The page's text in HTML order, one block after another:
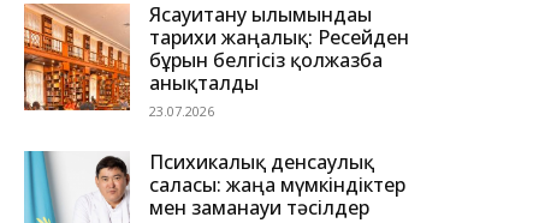
Ясауитану ғылымындағы
тарихи жаңалық: Ресейден
бұрын белгісіз қолжазба
анықталды
23.07.2026
Психикалық денсаулық
саласы: жаңа мүмкіндіктер
мен заманауи тәсілдер